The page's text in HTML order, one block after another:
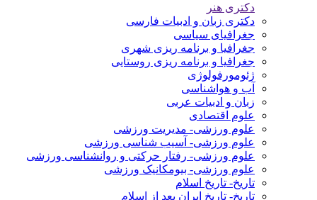
دکتری هنر
دکتری زبان و ادبیات فارسی
جغرافیای سیاسی
جغرافیا و برنامه ریزی شهری
جغرافیا و برنامه ریزی روستایی
ژئومورفولوژی
آب و هواشناسی
زبان و ادبیات عربی
علوم اقتصادی
علوم ورزشی- مدیریت ورزشی
علوم ورزشی- آسیب شناسی ورزشی
علوم ورزشی- رفتار حرکتی و روانشناسی ورزشی
علوم ورزشی- بیومکانیک ورزشی
تاریخ- تاریخ اسلام
تاریخ- تاریخ ایران بعد از اسلام